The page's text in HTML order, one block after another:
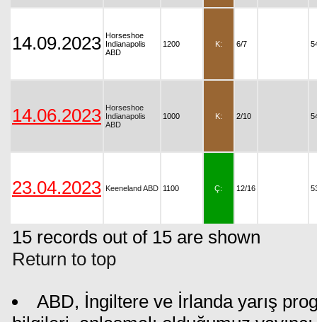
14.09.2023 Horseshoe
Indianapolis
ABD
1200 K: 6/7
14.06.2023 Horseshoe
Indianapolis
ABD
1000 K: 2/10
23.04.2023 Keeneland ABD 1100 Ç: 12/16
15 records out of 15 are shown
Return to top
ABD, İngiltere ve İrlanda yarış